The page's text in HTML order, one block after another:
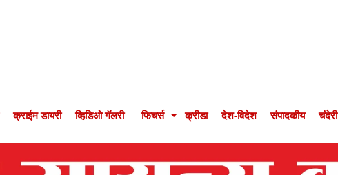
क्राईम डायरी व्हिडिओ गॅलरी फिचर्स क्रीडा देश-विदेश संपादकीय चंदेरी